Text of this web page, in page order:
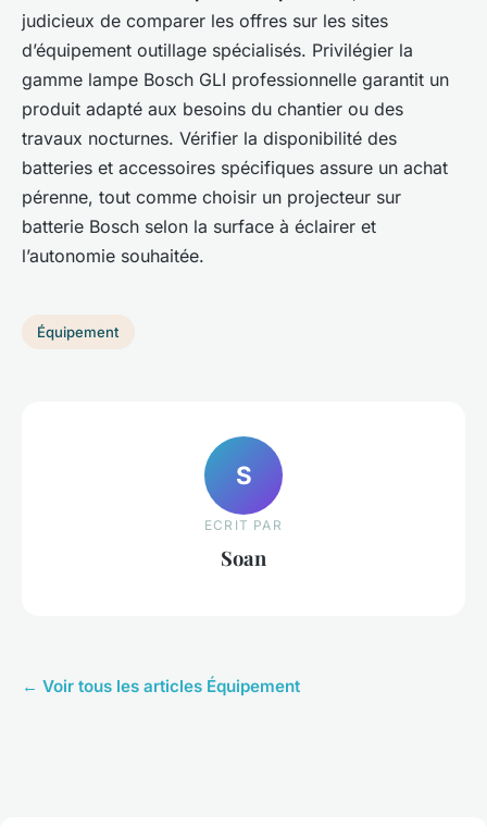
judicieux de comparer les offres sur les sites
d’équipement outillage spécialisés. Privilégier la
gamme lampe Bosch GLI professionnelle garantit un
produit adapté aux besoins du chantier ou des
travaux nocturnes. Vérifier la disponibilité des
batteries et accessoires spécifiques assure un achat
pérenne, tout comme choisir un projecteur sur
batterie Bosch selon la surface à éclairer et
l’autonomie souhaitée.
Équipement
S
ECRIT PAR
Soan
← Voir tous les articles Équipement